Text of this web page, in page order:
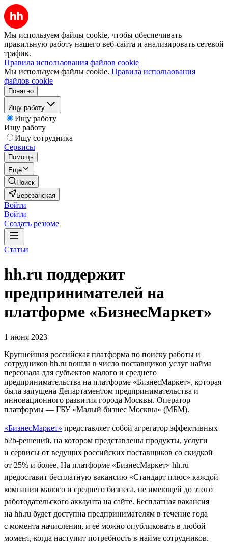
Мы используем файлы cookie, чтобы обеспечивать
правильную работу нашего веб-сайта и анализировать сетевой
трафик.
Правила использования файлов cookie
Мы используем файлы cookie. Правила использования
файлов cookie
Понятно
Ищу работу
Ищу работу
Ищу работу
Ищу сотрудника
Сервисы
Помощь
Ещё
Поиск
Березанская
Войти
Войти
Создать резюме
Статьи
hh.ru поддержит
предпринимателей на
платформе «БизнесМаркет»
1 июня 2023
Крупнейшая российская платформа по поиску работы и
сотрудников hh.ru вошла в число поставщиков услуг найма
персонала для субъектов малого и среднего
предпринимательства на платформе «БизнесМаркет», которая
была запущена Департаментом предпринимательства и
инновационного развития города Москвы. Оператор
платформы — ГБУ «Малый бизнес Москвы» (МБМ).
«БизнесМаркет» представляет собой агрегатор эффективных
b2b-решений, на котором представлены продукты, услуги
и сервисы от ведущих российских поставщиков со скидкой
от 25% и более. На платформе «БизнесМаркет» hh.ru
предоставит бесплатную вакансию «Стандарт плюс» каждой
компании малого и среднего бизнеса, не имеющей до этого
работодательского аккаунта на сайте. Бесплатная вакансия
на hh.ru будет доступна предпринимателям в течение года
с момента начисления, и её можно опубликовать в любой
момент, когда наступит потребность в найме сотрудников.